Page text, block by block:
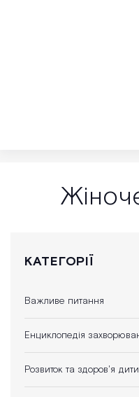
КАТЕГОРІЇ
Важливе питання
Енциклопедія
Розвиток та здоров'я